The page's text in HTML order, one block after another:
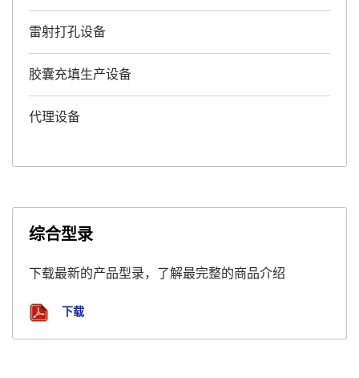
雷射打孔设备
胶囊充填生产设备
代理设备
综合型录
下载最新的产品型录，了解最完整的商品介绍
下载